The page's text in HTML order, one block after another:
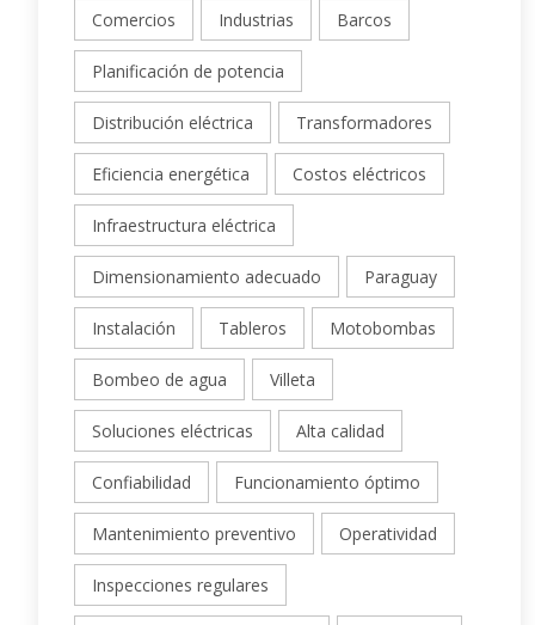
Comercios Industrias Barcos
Planificación de potencia
Distribución eléctrica Transformadores
Eficiencia energética Costos eléctricos
Infraestructura eléctrica
Dimensionamiento adecuado Paraguay
Instalación Tableros Motobombas
Bombeo de agua Villeta
Soluciones eléctricas Alta calidad
Confiabilidad Funcionamiento óptimo
Mantenimiento preventivo Operatividad
Inspecciones regulares